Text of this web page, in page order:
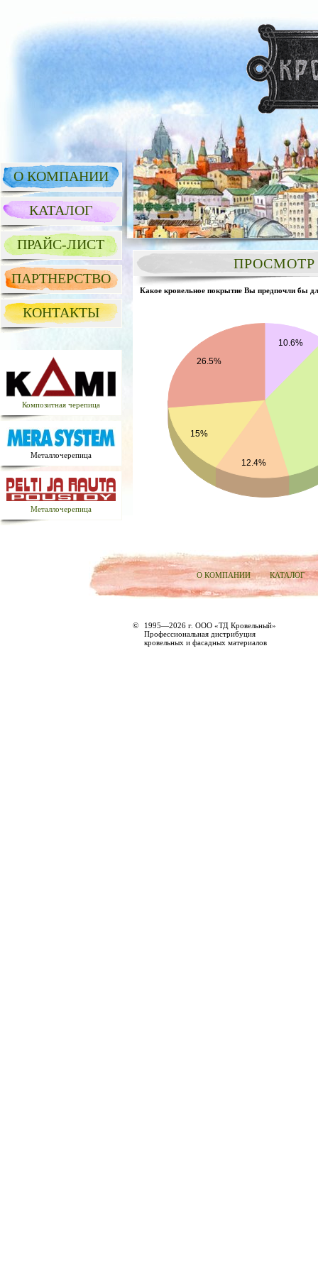
О КОМПАНИИ
КАТАЛОГ
ПРАЙС-ЛИСТ
ПАРТНЕРСТВО
КОНТАКТЫ
Композитная черепица
Металлочерепица
Металлочерепица
ПРОСМОТР
Какое кровельное покрытие Вы предпочли бы
10.6%
26.5%
15%
12.4%
О КОМПАНИИ КАТАЛОГ
©
1995—2026 г. ООО «ТД Кровельный»
Профессиональная дистрибуция
кровельных и фасадных материалов